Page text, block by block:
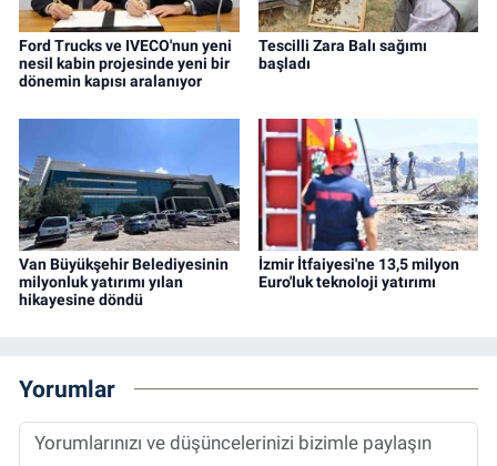
Ford Trucks ve IVECO'nun yeni
nesil kabin projesinde yeni bir
dönemin kapısı aralanıyor
Tescilli Zara Balı sağımı
başladı
Van Büyükşehir Belediyesinin
milyonluk yatırımı yılan
hikayesine döndü
İzmir İtfaiyesi'ne 13,5 milyon
Euro'luk teknoloji yatırımı
Yorumlar